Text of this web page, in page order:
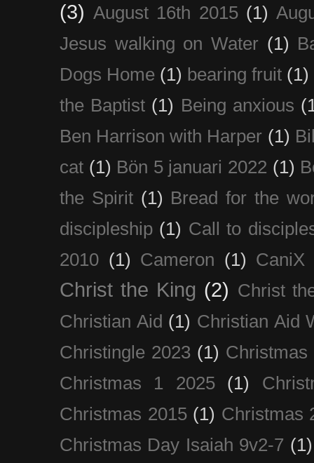
(3) August 16th 2015 (1)
Jesus walking on Water (1)
Dogs Home (1) bearing fruit (1)
the Baptist (1) Being anxious
Ben Harrison with Harper (1)
cat (1) Bön 5 januari 2022 (1)
the Spirit (1) Bread for the
discipleship (1) Call to
2010 (1) Cameron (1) CaniX
Christ the King (2) Christ
Christian Aid (1) Christian Aid
Christingle 2023 (1) Christmas
Christmas 1 2025
(1)
Christmas 2015 (1) Christmas
Christmas Day Isaiah 9v2-7 (1)